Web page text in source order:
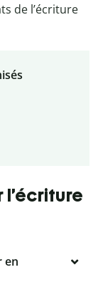
de l’écriture
en